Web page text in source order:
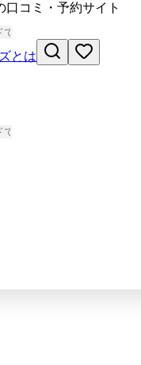
口コミ・予約サイト
とは